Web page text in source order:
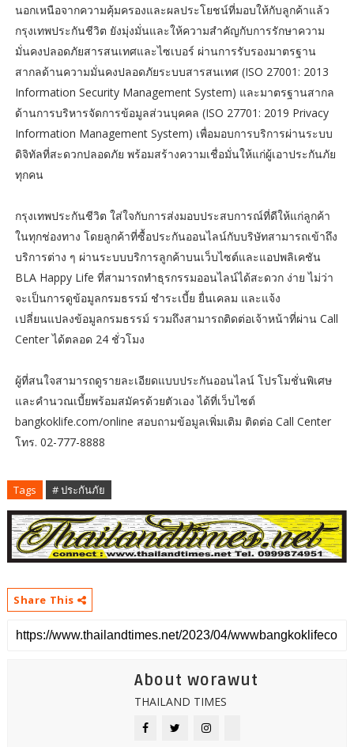
นอกเหนือจากความคุ้มครองและผลประโยชน์ที่มอบให้กับลูกค้าแล้ว
กรุงเทพประกันชีวิต ยังมุ่งมั่นและให้ความสำคัญกับการรักษาความ
มั่นคงปลอดภัยสารสนเทศและไซเบอร์ ผ่านการรับรองมาตรฐาน
สากลด้านความมั่นคงปลอดภัยระบบสารสนเทศ (ISO 27001: 2013
Information Security Management System) และมาตรฐานสากล
ด้านการบริหารจัดการข้อมูลส่วนบุคคล (ISO 27701: 2019 Privacy
Information Management System) เพื่อมอบการบริการผ่านระบบ
ดิจิทัลที่สะดวกปลอดภัย พร้อมสร้างความเชื่อมั่นให้แก่ผู้เอาประกันภัย
ทุกคน
กรุงเทพประกันชีวิต ใส่ใจกับการส่งมอบประสบการณ์ที่ดีให้แก่ลูกค้า
ในทุกช่องทาง โดยลูกค้าที่ซื้อประกันออนไลน์กับบริษัทสามารถเข้าถึง
บริการต่าง ๆ ผ่านระบบบริการลูกค้าบนเว็บไซต์และแอปพลิเคชัน
BLA Happy Life ที่สามารถทำธุรกรรมออนไลน์ได้สะดวก ง่าย ไม่ว่า
จะเป็นการดูข้อมูลกรมธรรม์ ชำระเบี้ย ยื่นเคลม และแจ้ง
เปลี่ยนแปลงข้อมูลกรมธรรม์ รวมถึงสามารถติดต่อเจ้าหน้าที่ผ่าน Call
Center ได้ตลอด 24 ชั่วโมง
ผู้ที่สนใจสามารถดูรายละเอียดแบบประกันออนไลน์ โปรโมชั่นพิเศษ
และคำนวณเบี้ยพร้อมสมัครด้วยตัวเอง ได้ที่เว็บไซต์
bangkoklife.com/online สอบถามข้อมูลเพิ่มเติม ติดต่อ Call Center
โทร. 02-777-8888
Tags # ประกันภัย
Share This
About worawut
THAILAND TIMES